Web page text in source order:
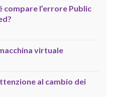
compare l’errore Public
virtuale
al cambio dei